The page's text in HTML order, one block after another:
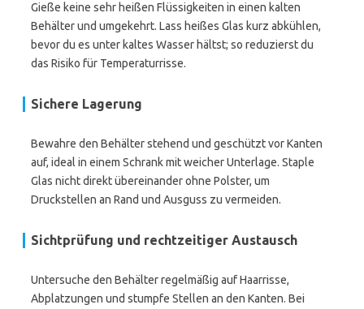
Gieße keine sehr heißen Flüssigkeiten in einen kalten
Behälter und umgekehrt. Lass heißes Glas kurz abkühlen,
bevor du es unter kaltes Wasser hältst; so reduzierst du
das Risiko für Temperaturrisse.
Sichere Lagerung
Bewahre den Behälter stehend und geschützt vor Kanten
auf, ideal in einem Schrank mit weicher Unterlage. Staple
Glas nicht direkt übereinander ohne Polster, um
Druckstellen an Rand und Ausguss zu vermeiden.
Sichtprüfung und rechtzeitiger Austausch
Untersuche den Behälter regelmäßig auf Haarrisse,
Abplatzungen und stumpfe Stellen an den Kanten. Bei